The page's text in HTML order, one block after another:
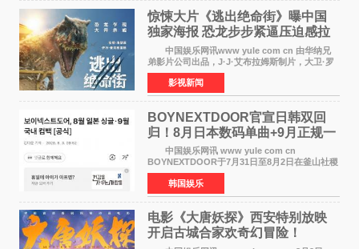
惊悚大片《逃出绝命街》曝中国
独家海报 恐龙步步紧逼压迫感拉
中国娱乐网讯www yule com cn 由华纳兄
弟影片公司出品，J·J·艾布拉姆斯制片，大卫·罗
伯特·米切尔执导，好莱坞巨星安妮·海瑟薇、伊万
·麦克格雷格主演的2026年暑期惊悚恐龙大片《逃
出绝命
影视新闻
BOYNEXTDOOR官宣日韩双回
归！8月日本数码单曲+9月正规一
辑改版
中国娱乐网讯 www yule com cn
BOYNEXTDOOR于7月31日至8月2日在釜山社稷
室内体育馆举办了BOYNEXTDOOR TOUR
&lsquo;KNOCK ON Vol 2&rsquo; IN
BUSAN，与当地粉丝共度难忘时光。 在演
韩国娱乐
电影《大唐妖探》西安特别放映
开启古城合家欢奇幻冒险！